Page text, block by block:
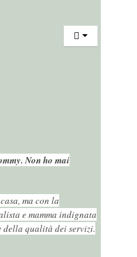
Non ho mai
ma con la
e mamma indignata
della qualità dei servizi.